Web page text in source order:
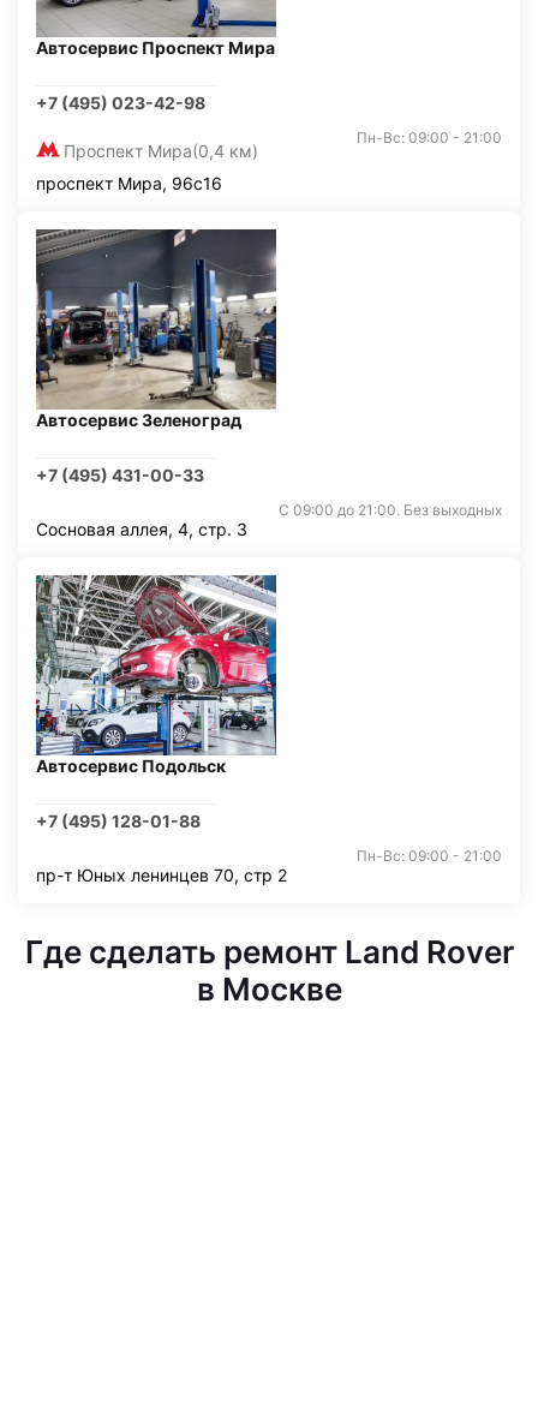
Автосервис Проспект Мира
+7 (495) 023-42-98
Проспект Мира(0,4 км)
Пн-Вс: 09:00 - 21:00
проспект Мира, 96с16
Автосервис Зеленоград
+7 (495) 431-00-33
С 09:00 до 21:00. Без выходных
Сосновая аллея, 4, стр. 3
Автосервис Подольск
+7 (495) 128-01-88
Пн-Вс: 09:00 - 21:00
пр-т Юных ленинцев 70, стр 2
Где сделать ремонт Land Rover
в Москве